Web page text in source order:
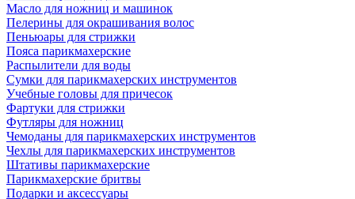
Масло для ножниц и машинок
Пелерины для окрашивания волос
Пеньюары для стрижки
Пояса парикмахерские
Распылители для воды
Сумки для парикмахерских инструментов
Учебные головы для причесок
Фартуки для стрижки
Футляры для ножниц
Чемоданы для парикмахерских инструментов
Чехлы для парикмахерских инструментов
Штативы парикмахерские
Парикмахерские бритвы
Подарки и аксессуары